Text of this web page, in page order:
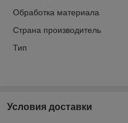
Обработка материала
Страна производитель
Тип
Условия доставки